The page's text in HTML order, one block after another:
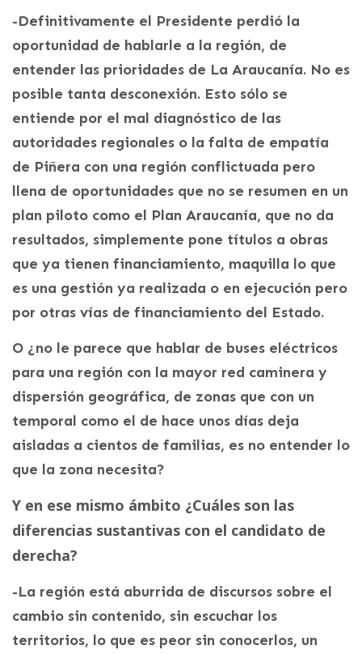
-Definitivamente el Presidente perdió la
oportunidad de hablarle a la región, de
entender las prioridades de La Araucanía. No es
posible tanta desconexión. Esto sólo se
entiende por el mal diagnóstico de las
autoridades regionales o la falta de empatía
de Piñera con una región conflictuada pero
llena de oportunidades que no se resumen en un
plan piloto como el Plan Araucanía, que no da
resultados, simplemente pone títulos a obras
que ya tienen financiamiento, maquilla lo que
es una gestión ya realizada o en ejecución pero
por otras vías de financiamiento del Estado.
O ¿no le parece que hablar de buses eléctricos
para una región con la mayor red caminera y
dispersión geográfica, de zonas que con un
temporal como el de hace unos días deja
aisladas a cientos de familias, es no entender lo
que la zona necesita?
Y en ese mismo ámbito ¿Cuáles son las
diferencias sustantivas con el candidato de
derecha?
-La región está aburrida de discursos sobre el
cambio sin contenido, sin escuchar los
territorios, lo que es peor sin conocerlos, un